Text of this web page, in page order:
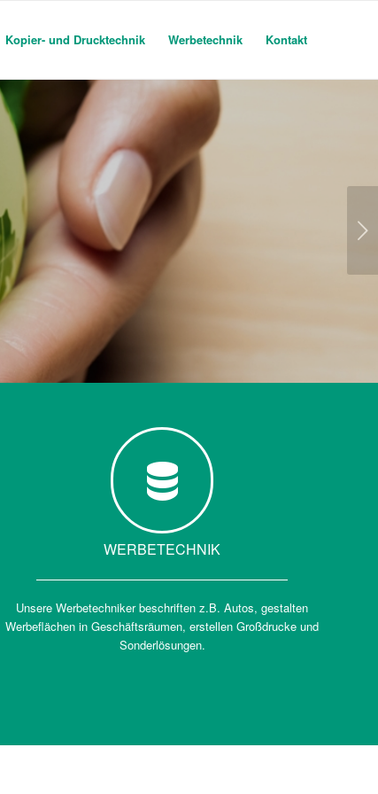
Kopier- und Drucktechnik Werbetechnik Kontakt
WERBETECHNIK
Unsere Werbetechniker beschriften z.B. Autos, gestalten
Werbeflächen in Geschäftsräumen, erstellen Großdrucke und
Sonderlösungen.